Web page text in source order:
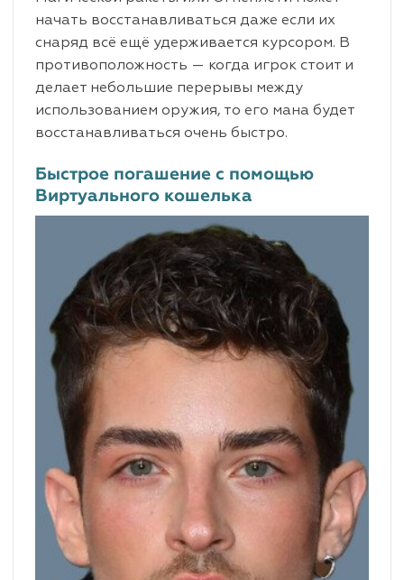
начать восстанавливаться даже если их
снаряд всё ещё удерживается курсором. В
противоположность — когда игрок стоит и
делает небольшие перерывы между
использованием оружия, то его мана будет
восстанавливаться очень быстро.
Быстрое погашение с помощью
Виртуального кошелька